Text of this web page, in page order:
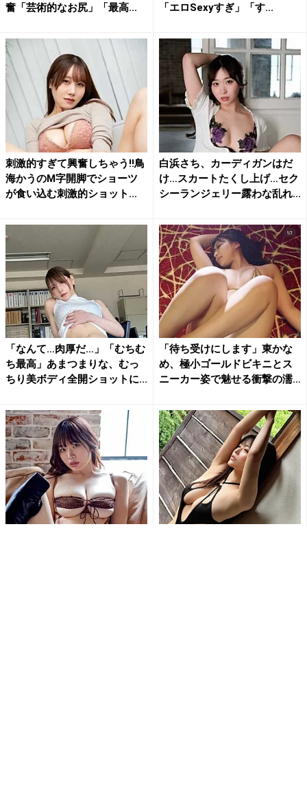
奮「芸術的なお尻」「最高...
「エロSexyすぎ」「す...
刺激的すぎて興奮しちゃう!!鳥
海かうのM字開脚でショーツ
が食い込む刺激的ショット...
白浜さち、カーディガンはだ
け…スカートたくし上げ…セク
シーランジェリー露わな乱れ...
「なんて…肉厚だ…」「むちむ
ち最高」あまつまりな、むっ
ちり美ボディ全開ショットに...
「待ち受けにします」東かな
め、極小ゴールドビキニとス
ニーカー姿で魅せる衝撃の濡